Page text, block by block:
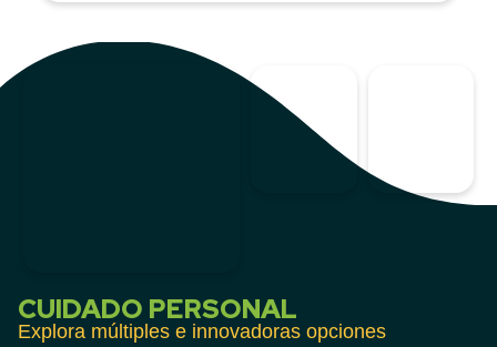
CUIDADO PERSONAL
Explora múltiples e innovadoras opciones